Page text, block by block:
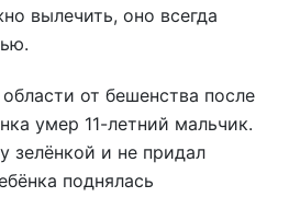
вылечить, оно всегда
от бешенства после
умер 11-летний мальчик.
зелёнкой и не придал
поднялась